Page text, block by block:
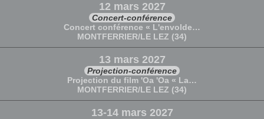
12 mars 2027
Concert-conférence
Concert conférence « L'envolde…
MONTFERRIER/LE LEZ (34)
13 mars 2027
Projection-conférence
Projection du film 'Oa 'Oa « La…
MONTFERRIER/LE LEZ (34)
13-14 mars 2027